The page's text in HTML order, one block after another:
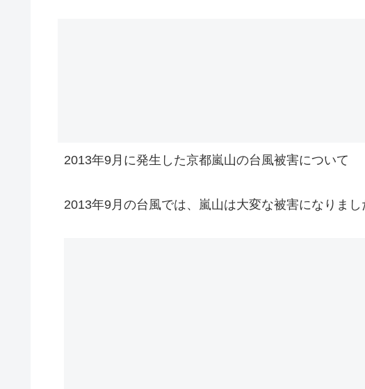
2013年9月に発生した京都嵐山の台風被害について
2013年9月の台風では、嵐山は大変な被害になりま